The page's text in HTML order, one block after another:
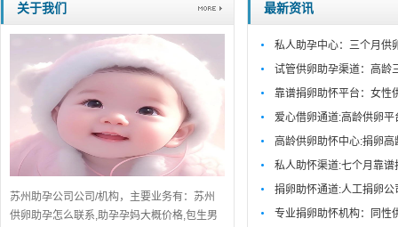
关于我们
苏州助孕公司公司/机构，主要业务有：苏州
供卵助孕怎么联系,助孕孕妈大概价格,包生男
最新资讯
私人助孕中心：三个月供
试管供卵助孕渠道：高龄
靠谱捐卵助怀平台：女性
爱心借卵通道:高龄供卵
高龄供卵助怀中心:捐卵
私人助怀渠道:七个月靠
捐卵助怀通道:人工捐卵
专业捐卵助怀机构：同性